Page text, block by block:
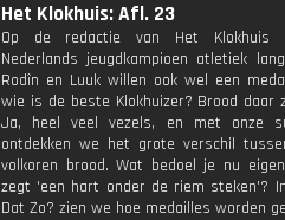
Het Klokhuis: Afl. 23
Op de redactie van Het Klokhuis
Nederlands jeugdkampioen atletiek
Rodîn en Luuk willen ook wel een
wie is de beste Klokhuizer? Brood daar
Ja, heel veel vezels, en met onze
ontdekken we het grote verschil
volkoren brood. Wat bedoel je nu
zegt 'een hart onder de riem steken'?
Dat Zo? zien we hoe medailles worden